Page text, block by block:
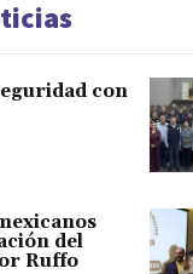
con
del
Ruffo